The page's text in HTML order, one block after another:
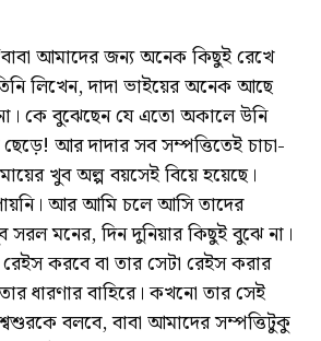
আমাদের জন্য অনেক কিছুই রেখে
লিখেন, দাদা ভাইয়ের অনেক আছে
কে বুঝেছেন যে এতো অকালে উনি
আর দাদার সব সম্পত্তিতেই চাচা-
খুব অল্প বয়সেই বিয়ে হয়েছে।
আর আমি চলে আসি তাদের
মনের, দিন দুনিয়ার কিছুই বুঝে না।
করবে বা তার সেটা রেইস করার
ধারণার বাহিরে। কখনো তার সেই
বলবে, বাবা আমাদের সম্পত্তিটুকু